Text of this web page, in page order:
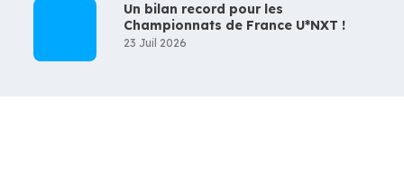
Un bilan record pour les
Championnats de France U*NXT !
23 Juil 2026